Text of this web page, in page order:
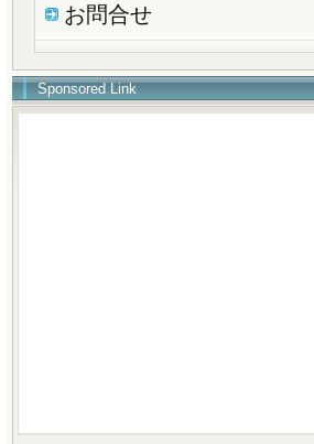
お問合せ
Sponsored Link